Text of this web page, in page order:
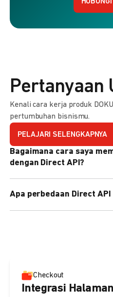
Pertanyaan
Kenali cara kerja produk
pertumbuhan bisnismu.
PELAJARI SELENGKAPNYA
Bagaimana cara saya
dengan Direct API?
pemrograman untuk
Apa perbedaan Direct API
Checkout
Integrasi